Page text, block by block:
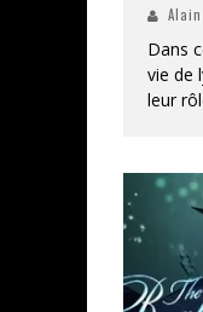
Dans
vie de
leur